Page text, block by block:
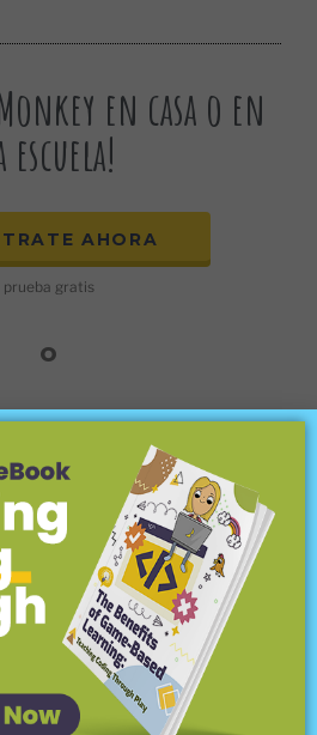
en casa o en
escuela!
AHORA
prueba gratis
o
COTIZACIÓN
escuela / distrito
Terms Explained for Kids:
(Parameters)
2026